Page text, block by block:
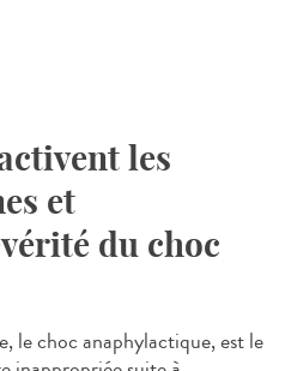
les
et
du choc
le choc anaphylactique, est le